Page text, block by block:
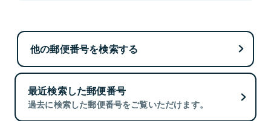
他の郵便番号を検索する
最近検索した郵便番号
過去に検索した郵便番号をご覧いただけます。